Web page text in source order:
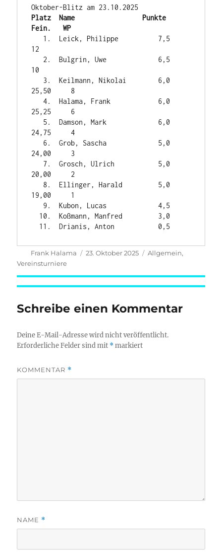
Platz  Name                 Punkte
Fein.   WP
12
10
25,50     8
   4.  Halama, Frank            6,0
25,25     6
24,75     4
24,00     3
20,00     2
19,00     1
Autor
Frank Halama
Veröffentlicht
23. Oktober 2025 Kategorien
Allgemein,
Vereinsturniere
Schreibe einen Kommentar
Deine E-Mail-Adresse wird nicht veröffentlicht.
Erforderliche Felder sind mit *markiert
KOMMENTAR *
NAME *